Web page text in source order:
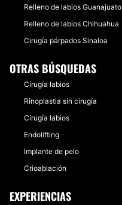
Relleno de labios Guanajuato
Relleno de labios Chihuahua
Cirugía párpados Sinaloa
OTRAS BÚSQUEDAS
Cirugía labios
Rinoplastia sin cirugía
Cirugía labios
Endolifting
Implante de pelo
Crioablación
EXPERIENCIAS